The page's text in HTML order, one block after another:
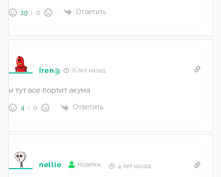
19 0 Ответить
Iren@ 6 лет назад
и тут все портит акума
4 0 Ответить
nellie Новичок 4 лет назад